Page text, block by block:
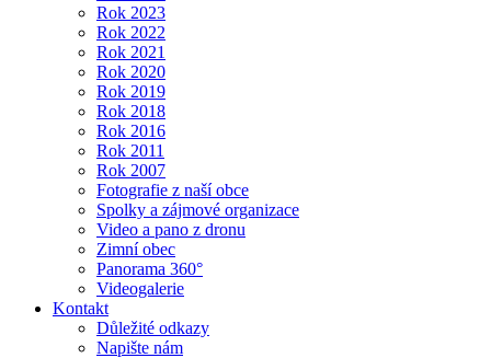
Rok 2023
Rok 2022
Rok 2021
Rok 2020
Rok 2019
Rok 2018
Rok 2016
Rok 2011
Rok 2007
Fotografie z naší obce
Spolky a zájmové organizace
Video a pano z dronu
Zimní obec
Panorama 360°
Videogalerie
Kontakt
Důležité odkazy
Napište nám